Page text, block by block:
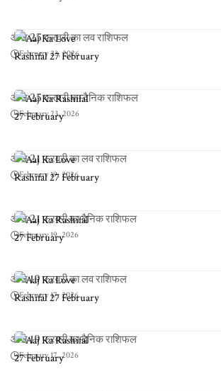
आज 25 फरवरी का लव राशिफल
February 23, 2026
आज 25 फरवरी का दैनिक राशिफल
February 23, 2026
आज 21 फरवरी का लव राशिफल
February 19, 2026
आज 21 फरवरी का दैनिक राशिफल
February 19, 2026
आज 19 फरवरी का लव राशिफल
February 17, 2026
आज 19 फरवरी का दैनिक राशिफल
February 17, 2026